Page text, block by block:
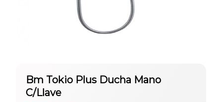
Bm Tokio Plus Ducha Mano
C/Llave